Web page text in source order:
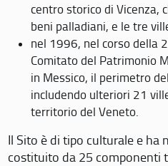
centro storico di Vicenza,
beni palladiani, e le tre
nel 1996, nel corso della
Comitato del Patrimonio
in Messico, il perimetro
includendo ulteriori 21
territorio del Veneto.
Il Sito è di tipo culturale e ha
costituito da 25 componenti